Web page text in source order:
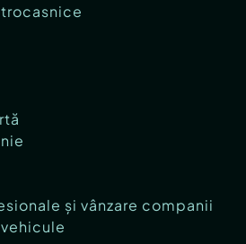
și vânzare companii